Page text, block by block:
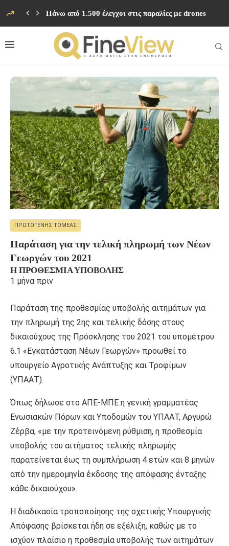
Πάνω από 1.500 έλεγχοι στις παραλίες με drones
ΠΡΩΤΟΓΕΝΉΣ ΤΟΜΈΑΣ
Παράταση για την τελική πληρωμή των Νέων
Γεωργών του 2021
Η ΠΡΟΘΕΣΜΊΑ ΥΠΟΒΟΛΉΣ
1 μήνα πριν
Παράταση της προθεσμίας υποβολής αιτημάτων για
την πληρωμή της 2ης και τελικής δόσης στους
δικαιούχους της Πρόσκλησης του 2021 του υπομέτρου
6.1 «Εγκατάσταση Νέων Γεωργών» προωθεί το
υπουργείο Αγροτικής Ανάπτυξης και Τροφίμων
(ΥΠΑΑΤ).
Όπως δήλωσε στο ΑΠΕ-ΜΠΕ η γενική γραμματέας
Ενωσιακών Πόρων και Υποδομών του ΥΠΑΑΤ, Αργυρώ
Ζέρβα, «με την προτεινόμενη ρύθμιση, η προθεσμία
υποβολής του αιτήματος τελικής πληρωμής
παρατείνεται έως τη συμπλήρωση 4 ετών και 8 μηνών
από την ημερομηνία έκδοσης της απόφασης ένταξης
κάθε δικαιούχου».
Η διαδικασία τροποποίησης της σχετικής Υπουργικής
Απόφασης βρίσκεται ήδη σε εξέλιξη, καθώς με το
ισχύον πλαίσιο η προθεσμία υποβολής των αιτημάτων